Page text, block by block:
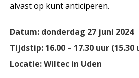
alvast op kunt anticiperen.
Datum: donderdag 27 juni 2024
Tijdstip: 16.00 – 17.30 uur
Locatie: Wiltec in Uden